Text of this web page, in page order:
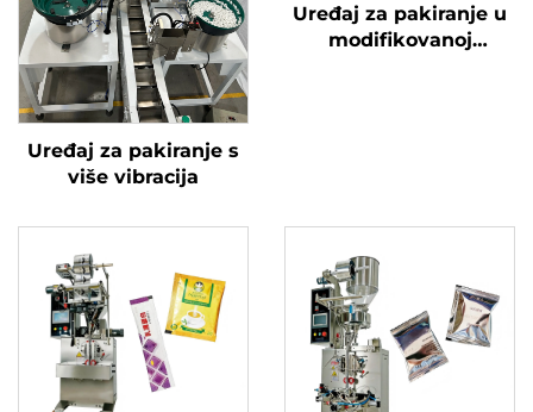
Uređaj za pakiranje s
više vibracija
Uređaj za pakiranje u
modifikovanoj